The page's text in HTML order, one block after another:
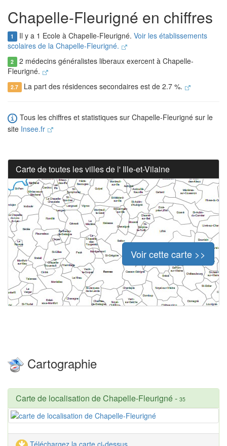
Chapelle-Fleurigné en chiffres
1 Il y a 1 Ecole à Chapelle-Fleurigné. Voir les établissements
scolaires de la Chapelle-Fleurigné.
2 2 médecins généralistes liberaux exercent à Chapelle-
Fleurigné.
2.7 La part des résidences secondaires est de 2.7 %.
Tous les chiffres et statistiques sur Chapelle-Fleurigné sur le
site Insee.fr
Carte de toutes les villes de l' Ille-et-Vilaine
Voir cette carte >>
Cartographie
Carte de localisation de Chapelle-Fleurigné- 35